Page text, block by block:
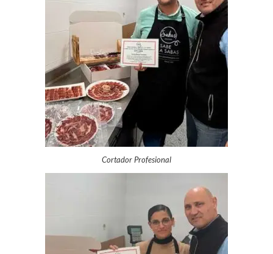
Cortador Profesional